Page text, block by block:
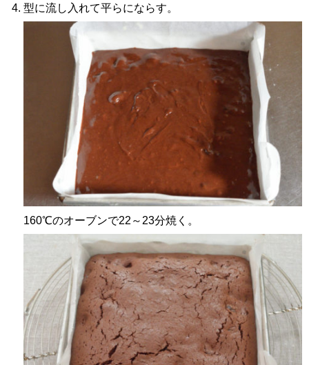
型に流し入れて平らにならす。
160℃のオーブンで22～23分焼く。